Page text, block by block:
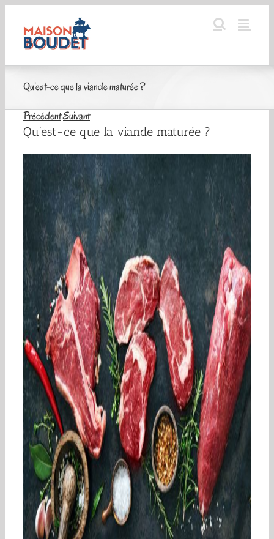
contenu
Qu’est-ce que la viande maturée ?
PrécédentSuivant
Qu’est-ce que la viande maturée ?
Voir